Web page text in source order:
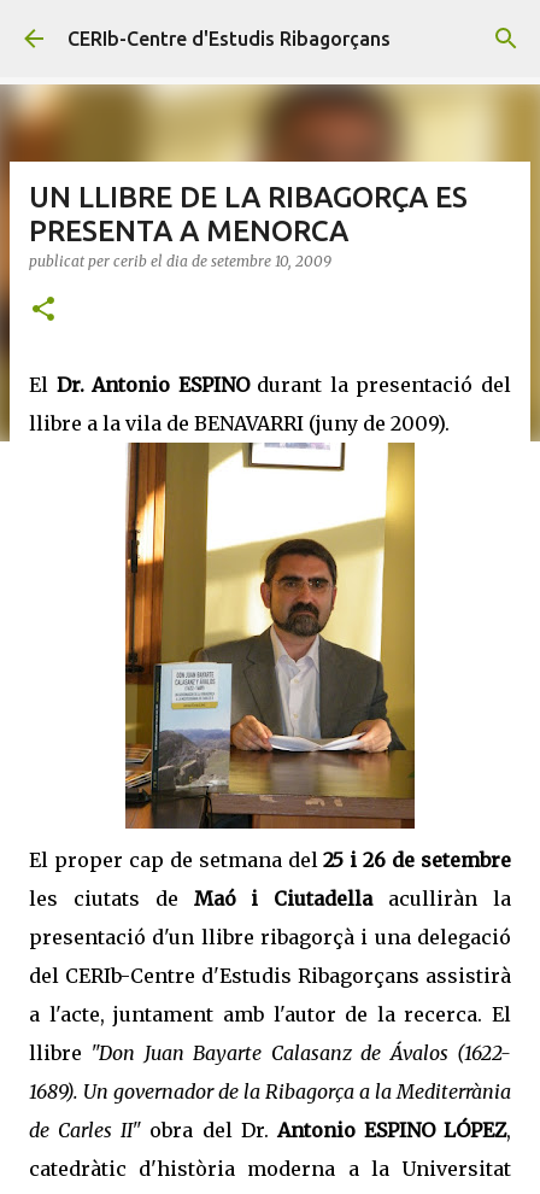
Salta al contingut principal
CERIb-Centre d'Estudis Ribagorçans
UN LLIBRE DE LA RIBAGORÇA ES
PRESENTA A MENORCA
publicat per cerib el dia de setembre 10, 2009
El Dr. Antonio ESPINOdurant la presentació del
llibre a la vila de BENAVARRI (juny de 2009).
El proper cap de setmana del25 i 26 de setembre
les ciutats de Maó i Ciutadellaaculliràn la
presentació d'un llibre ribagorçà i una delegació
del CERIb-Centre d'Estudis Ribagorçans assistirà
a l'acte, juntament amb l'autor de la recerca. El
llibre "Don Juan Bayarte Calasanz de Ávalos (1622-
1689). Un governador de la Ribagorça a la Mediterrània
de Carles II" obra del Dr.Antonio ESPINO LÓPEZ,
catedràtic d'història moderna a la Universitat